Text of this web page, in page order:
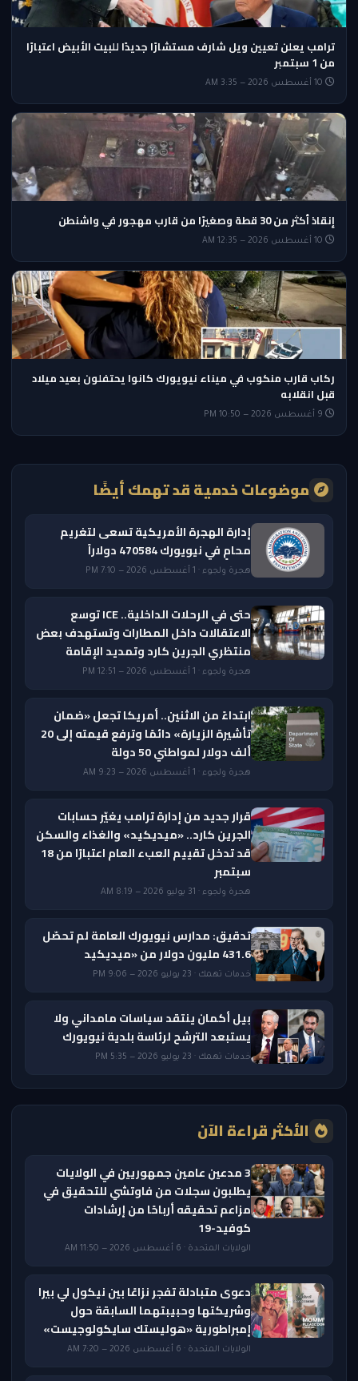
ترامب يعلن تعيين ويل شارف مستشارًا جديدًا للبيت الأبيض اعتبارًا
من 1 سبتمبر
إنقاذ أكثر من 30 قطة وصغيرًا من قارب مهجور في واشنطن
ركاب قارب منكوب في ميناء نيويورك كانوا يحتفلون بعيد ميلاد
قبل انقلابه
موضوعات خدمية قد تهمك أيضًا
إدارة الهجرة الأمريكية تسعى لتغريم
محامٍ في نيويورك 470584 دولاراً
هجرة ولجوء · 1 أغسطس 2026 — 7:10 PM
حتى في الرحلات الداخلية.. ICE توسع
الاعتقالات داخل المطارات وتستهدف بعض
منتظري الجرين كارد وتمديد الإقامة
هجرة ولجوء · 1 أغسطس 2026 — 12:51 PM
ابتداءً من الاثنين.. أمريكا تجعل «ضمان
تأشيرة الزيارة» دائمًا وترفع قيمته إلى 20
ألف دولار لمواطني 50 دولة
هجرة ولجوء · 1 أغسطس 2026 — 9:23 AM
قرار جديد من إدارة ترامب يغيّر حسابات
الجرين كارد.. «ميديكيد» والغذاء والسكن
قد تدخل تقييم العبء العام اعتبارًا من 18
سبتمبر
هجرة ولجوء · 31 يوليو 2026 — 8:19 AM
تدقيق: مدارس نيويورك العامة لم تحصّل
431.6 مليون دولار من «ميديكيد
خدمات تهمك · 23 يوليو 2026 — 9:06 PM
بيل أكمان ينتقد سياسات مامداني ولا
يستبعد الترشح لرئاسة بلدية نيويورك
خدمات تهمك · 23 يوليو 2026 — 5:35 PM
الأكثر قراءة الآن
3 مدعين عامين جمهوريين في الولايات
يطلبون سجلات من فاوتشي للتحقيق في
مزاعم تحقيقه أرباحًا من إرشادات
كوفيد-19
الولايات المتحدة · 6 أغسطس 2026 — 11:50 AM
دعوى متبادلة تفجر نزاعًا بين نيكول لي بيرا
وشريكتها وحبيبتهما السابقة حول
إمبراطورية «هوليستك سايكولوجيست»
الولايات المتحدة · 6 أغسطس 2026 — 7:20 AM